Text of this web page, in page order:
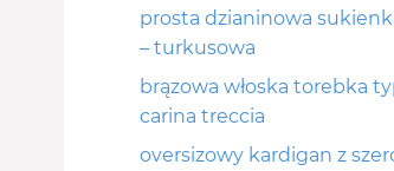
prosta dzianinowa
– turkusowa
brązowa włoska torebka
carina treccia
oversizowy kardigan z